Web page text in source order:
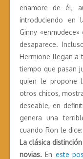
enamore de él,
introduciendo en
Ginny
desaparece.
Hermione llegan a
tiempo que pasan
quien le propone
otros chicos,
deseable, en
genera una
cuando Ron le
La clásica
novias.En este